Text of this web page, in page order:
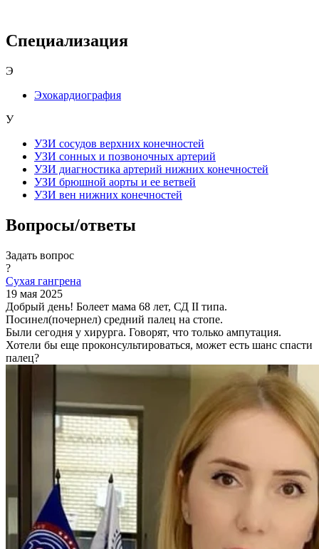
Специализация
Э
Эхокардиография
У
УЗИ сосудов верхних конечностей
УЗИ сонных и позвоночных артерий
УЗИ диагностика артерий нижних конечностей
УЗИ брюшной аорты и ее ветвей
УЗИ вен нижних конечностей
Вопросы/ответы
Задать вопрос
?
Сухая гангрена
19 мая 2025
Добрый день! Болеет мама 68 лет, СД II типа.
Посинел(почернел) средний палец на стопе.
Были сегодня у хирурга. Говорят, что только ампутация.
Хотели бы еще проконсультироваться, может есть шанс спасти
палец?